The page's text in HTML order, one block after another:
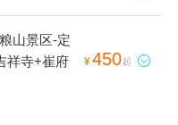
山景区-定
祥寺+崔府
¥450起 